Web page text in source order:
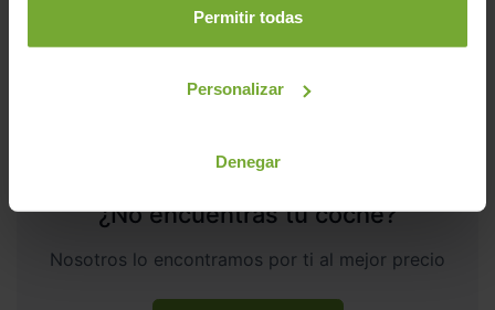
Permitir todas
Personalizar
Denegar
¿No encuentras tu coche?
Nosotros lo encontramos por ti al mejor precio